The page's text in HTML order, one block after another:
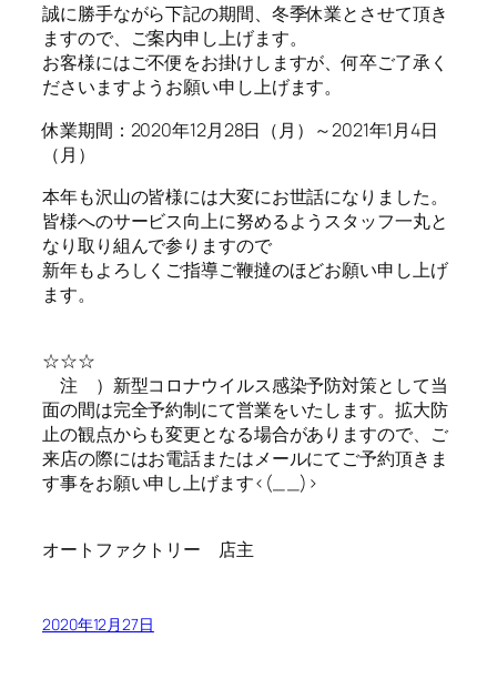
誠に勝手ながら下記の期間、冬季休業とさせて頂き
ますので、ご案内申し上げます。
お客様にはご不便をお掛けしますが、何卒ご了承く
ださいますようお願い申し上げます。
休業期間：2020年12月28日（月）～2021年1月4日
（月）
本年も沢山の皆様には大変にお世話になりました。
皆様へのサービス向上に努めるようスタッフ一丸と
なり取り組んで参りますので
新年もよろしくご指導ご鞭撻のほどお願い申し上げ
ます。
☆☆☆
注 ）新型コロナウイルス感染予防対策として当
面の間は完全予約制にて営業をいたします。拡大防
止の観点からも変更となる場合がありますので、ご
来店の際にはお電話またはメールにてご予約頂きま
す事をお願い申し上げます<(_ _)>
オートファクトリー 店主
2020年12月27日